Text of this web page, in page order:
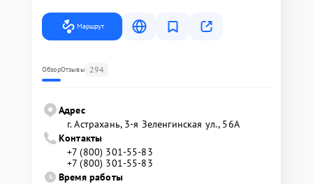
Маршрут
ОбзорОтзывы 294
Адрес
г. Астрахань, 3-я Зеленгинская ул., 56А
Контакты
+7 (800) 301-55-83
+7 (800) 301-55-83
Время работы